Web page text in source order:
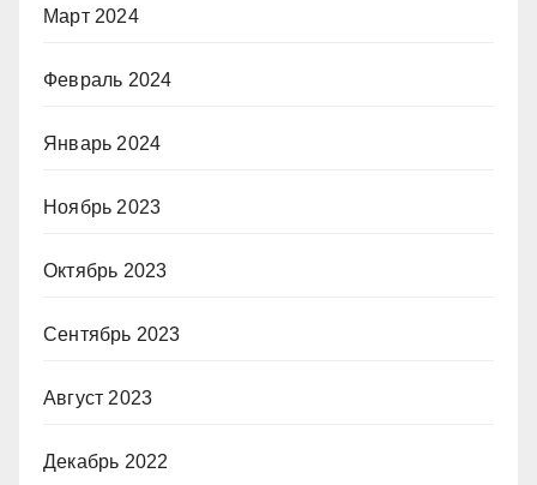
Март 2024
Февраль 2024
Январь 2024
Ноябрь 2023
Октябрь 2023
Сентябрь 2023
Август 2023
Декабрь 2022